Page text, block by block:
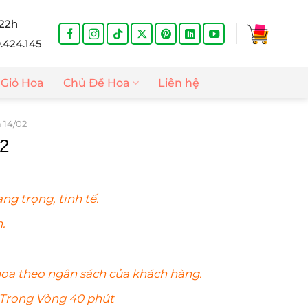
Giỏ Hoa Chủ Đề Hoa Liên hệ
14/02
trọng, tinh tế.
theo ngân sách của khách hàng.
Vòng 40 phút